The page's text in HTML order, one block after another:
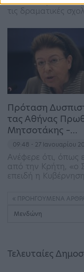
τις δραματικές
Πρόταση
τας Αθήνας
Μητσοτάκης –…
09:48 - 27 Ιανουαρίου
Ανέφερε ότι, όπως
από την Κρήτη, «ο
επειδή η
ΠΡΟΗΓΟΎΜΕΝΑ
Τελευταίες